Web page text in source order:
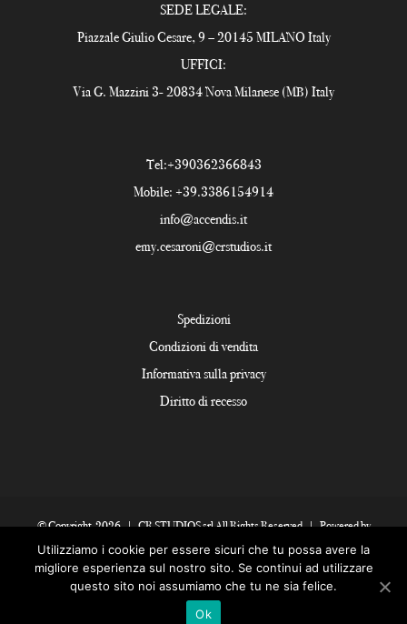
SEDE LEGALE:
Piazzale Giulio Cesare, 9 – 20145 MILANO Italy
UFFICI:
Via G. Mazzini 3- 20834 Nova Milanese (MB) Italy
Tel:+390362366843
Mobile: +39.3386154914
info@accendis.it
emy.cesaroni@crstudios.it
Spedizioni
Condizioni di vendita
Informativa sulla privacy
Diritto di recesso
© Copyright2026 | CR STUDIOS srl All Rights Reserved | Powered by
Bsolutions Group
FacebookInstagram
Utilizziamo i cookie per essere sicuri che tu possa avere la
migliore esperienza sul nostro sito. Se continui ad utilizzare
questo sito noi assumiamo che tu ne sia felice.
Ok